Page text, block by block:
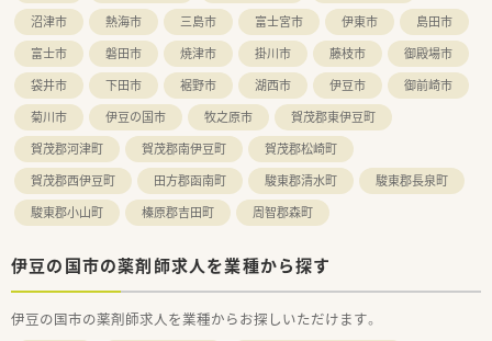
沼津市
熱海市 三島市 富士宮市 伊東市
島田市
富士市
磐田市 焼津市 掛川市 藤枝市
御殿場市
袋井市
下田市 裾野市 湖西市 伊豆市
御前崎市
菊川市
伊豆の国市 牧之原市
賀茂郡東伊豆町
賀茂郡河津町
賀茂郡南伊豆町
賀茂郡松崎町
賀茂郡西伊豆町
田方郡函南町 駿東郡清水町
駿東郡長泉町
駿東郡小山町
榛原郡吉田町 周智郡森町
伊豆の国市の薬剤師求人を業種から探す
伊豆の国市の薬剤師求人を業種からお探しいただけます。